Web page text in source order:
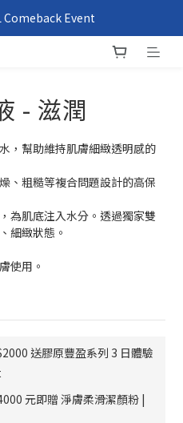
正式重返台灣
Comeback Event
| FANCL Comeback Event
- 滋潤
，幫助維持肌膚細緻透明感的
、粗糙等複合問題設計的高保
為肌底注入水分。透過獨家雙
細緻狀態。
使用。
送膠原豐盈系列 3 日體驗
元即贈 淨膚柔滑潔顏粉 |